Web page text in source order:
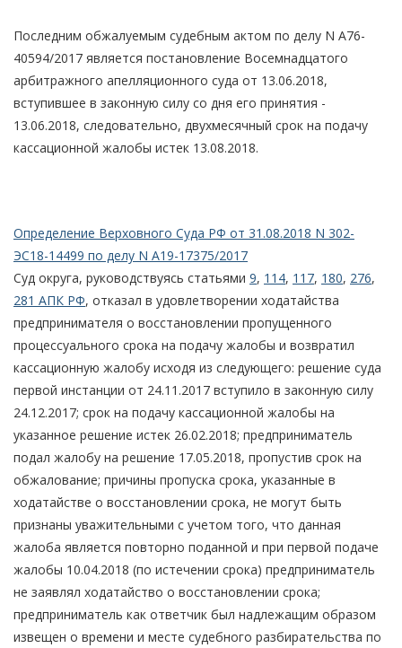
Последним обжалуемым судебным актом по делу N А76-
40594/2017 является постановление Восемнадцатого
арбитражного апелляционного суда от 13.06.2018,
вступившее в законную силу со дня его принятия -
13.06.2018, следовательно, двухмесячный срок на подачу
кассационной жалобы истек 13.08.2018.
Определение Верховного Суда РФ от 31.08.2018 N 302-
ЭС18-14499 по делу N А19-17375/2017
Суд округа, руководствуясь статьями 9, 114, 117, 180, 276,
281 АПК РФ, отказал в удовлетворении ходатайства
предпринимателя о восстановлении пропущенного
процессуального срока на подачу жалобы и возвратил
кассационную жалобу исходя из следующего: решение суда
первой инстанции от 24.11.2017 вступило в законную силу
24.12.2017; срок на подачу кассационной жалобы на
указанное решение истек 26.02.2018; предприниматель
подал жалобу на решение 17.05.2018, пропустив срок на
обжалование; причины пропуска срока, указанные в
ходатайстве о восстановлении срока, не могут быть
признаны уважительными с учетом того, что данная
жалоба является повторно поданной и при первой подаче
жалобы 10.04.2018 (по истечении срока) предприниматель
не заявлял ходатайство о восстановлении срока;
предприниматель как ответчик был надлежащим образом
извещен о времени и месте судебного разбирательства по